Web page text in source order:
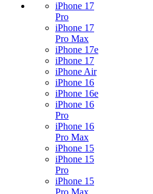
iPhone 17
Pro
iPhone 17
Pro Max
iPhone 17e
iPhone 17
iPhone Air
iPhone 16
iPhone 16e
iPhone 16
Pro
iPhone 16
Pro Max
iPhone 15
iPhone 15
Pro
iPhone 15
Pro Max